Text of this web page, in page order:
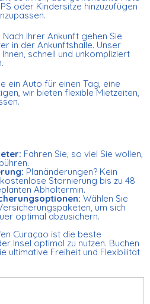
oder Kindersitze hinzuzufügen
Nach Ihrer Ankunft gehen Sie
in der Ankunftshalle. Unser
schnell und unkompliziert
ein Auto für einen Tag, eine
wir bieten flexible Mietzeiten,
Fahren Sie, so viel Sie wollen,
Planänderungen? Kein
Stornierung bis zu 48
Abholtermin.
Wählen Sie
um sich
optimal abzusichern.
Curaçao ist die beste
Insel optimal zu nutzen. Buchen
ultimative Freiheit und Flexibilität